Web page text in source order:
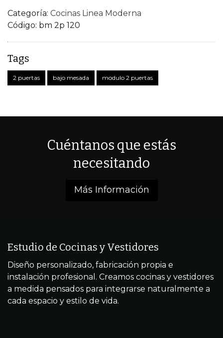
Categoría: Cocinas Linea Moderna
Código: bm 2p 120
Tags
2 puertas bajo mesada modulo 2 puertas
Cuéntanos que estás
necesitando
Más Información
Estudio de Cocinas y Vestidores
Diseño personalizado, fabricación propia e
instalación profesional. Creamos cocinas y vestidores
a medida pensados para integrarse naturalmente a
cada espacio y estilo de vida.